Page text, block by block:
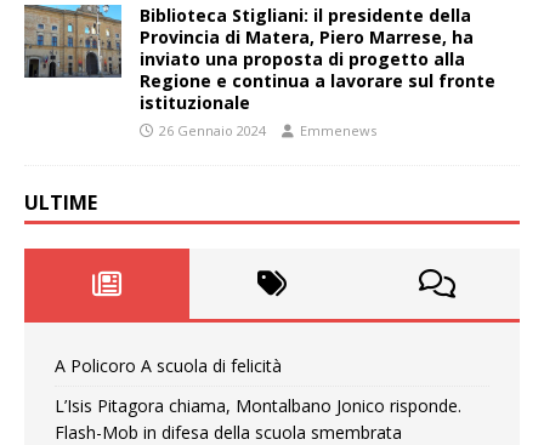
Biblioteca Stigliani: il presidente della
Provincia di Matera, Piero Marrese, ha
inviato una proposta di progetto alla
Regione e continua a lavorare sul fronte
istituzionale
26 Gennaio 2024 Emmenews
ULTIME
A Policoro A scuola di felicità
L’Isis Pitagora chiama, Montalbano Jonico risponde.
Flash-Mob in difesa della scuola smembrata